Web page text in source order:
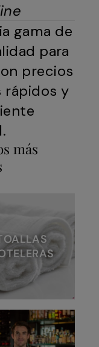
gama de
para
precios
rápidos y
más